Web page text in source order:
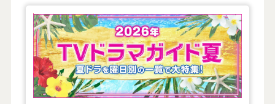
【2026年夏】TVドラマガイド